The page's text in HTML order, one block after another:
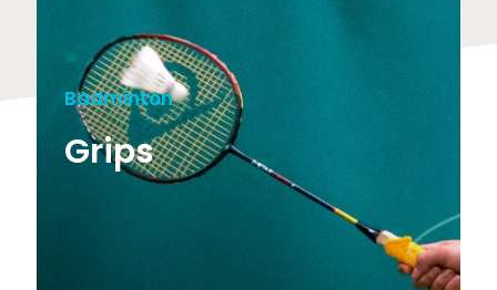
Badminton
Grips